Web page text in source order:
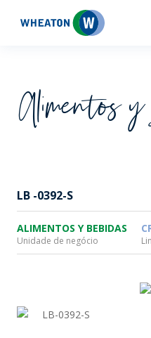
Wheaton
Alimentos
LB -0392-S
ALIMENTOS Y BEBIDAS
Unidade de negócio